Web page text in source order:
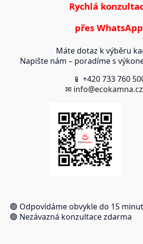
Rychlá
přes WhatsApp
Máte dotaz k výběru
Napište nám – poradíme s
📱 +420 733 760
✉ info@ecokamna.cz
🟢 Odpovídáme obvykle do 15 minut
🟢 Nezávazná konzultace zdarma